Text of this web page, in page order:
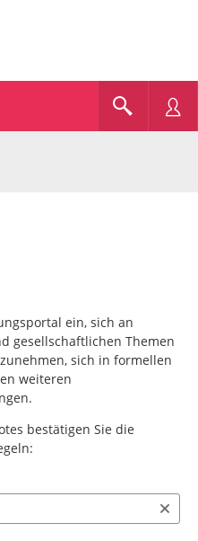
ein, sich an
gesellschaftlichen Themen
sich in formellen
weiteren
bestätigen Sie die